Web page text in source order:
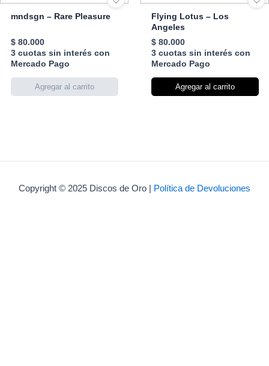
mndsgn – Rare Pleasure
$80.000
3 cuotas sin interés con
Mercado Pago
Flying Lotus – Los
Angeles
$80.000
3 cuotas sin interés con
Mercado Pago
Agregar al carrito
Copyright © 2025 Discos de Oro | Política de Devoluciones